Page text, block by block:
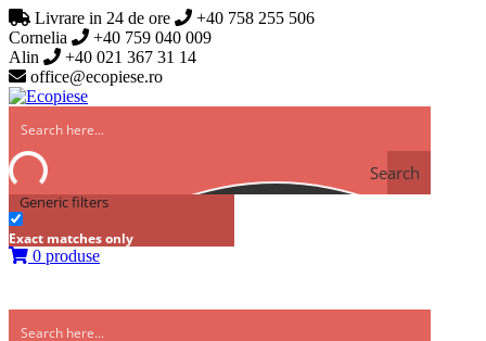
Livrare in 24 de ore
+40 758 255 506
Cornelia
+40 759 040 009
Alin
+40 021 367 31 14
office@ecopiese.ro
Search
Generic filters
Exact matches only
0 produse